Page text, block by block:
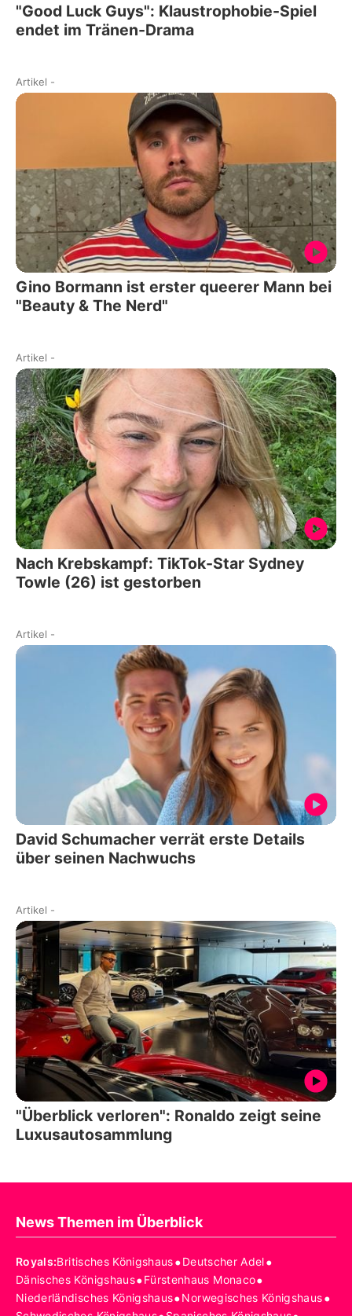
"Good Luck Guys": Klaustrophobie-Spiel
endet im Tränen-Drama
Artikel -
Gino Bormann ist erster queerer Mann bei
"Beauty & The Nerd"
Artikel -
Nach Krebskampf: TikTok-Star Sydney
Towle (26) ist gestorben
Artikel -
David Schumacher verrät erste Details
über seinen Nachwuchs
Artikel -
"Überblick verloren": Ronaldo zeigt seine
Luxusautosammlung
News Themen im Überblick
Royals:Britisches Königshaus•Deutscher Adel•
Dänisches Königshaus•Fürstenhaus Monaco•
Niederländisches Königshaus•Norwegisches Königshaus•